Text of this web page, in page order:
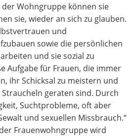
Wohngruppe können sie
sie, wieder an sich zu glauben.
und
sowie die persönlichen
und sie sozial zu
Aufgabe für Frauen, die immer
ihr Schicksal zu meistern und
geraten sind. Durch
Suchtprobleme, oft aber
und sexuellen Missbrauch.“
Frauenwohngruppe wird